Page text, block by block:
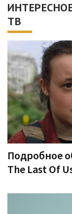
ТВ
Подробное
The Last Of